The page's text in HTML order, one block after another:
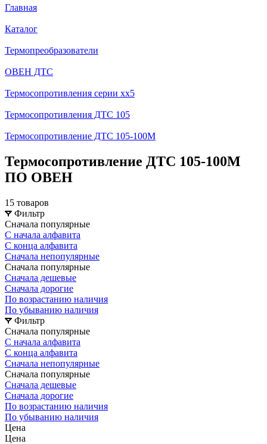
Главная
Каталог
Термопреобразователи
ОВЕН ДТС
Термосопротивления серии хх5
Термосопротивления ДТС 105
Термосопротивление ДТС 105-100М
Термосопротивление ДТС 105-100М
ПО ОВЕН
15 товаров
Фильтр
Сначала популярные
С начала алфавита
С конца алфавита
Сначала непопулярные
Сначала популярные
Сначала дешевые
Сначала дорогие
По возрастанию наличия
По убыванию наличия
Фильтр
Сначала популярные
С начала алфавита
С конца алфавита
Сначала непопулярные
Сначала популярные
Сначала дешевые
Сначала дорогие
По возрастанию наличия
По убыванию наличия
Цена
Цена